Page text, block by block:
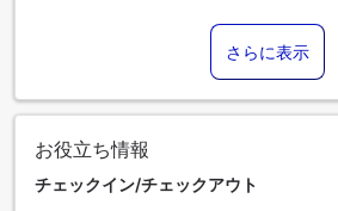
さらに表示
お役立ち情報
チェックイン/チェックアウト